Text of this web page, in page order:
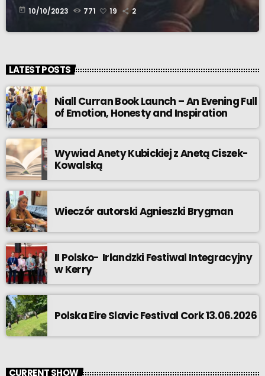
today 10/10/2023 771 19 2
LATEST POSTS
Niall Curran Book Launch – An Evening Full
of Emotion, Honesty and Inspiration
Wywiad Anety Kubickiej z Anetą Ciszek-
Kowalską
Wieczór autorski Agnieszki Brygman
II Polsko- Irlandzki Festiwal Integracyjny
w Kerry
Polska Eire Slavic Festival Cork 13.06.2026
CURRENT SHOW